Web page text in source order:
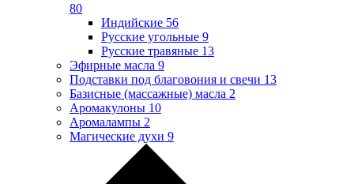
80
Индийские 56
Русские угольные 9
Русские травяные 13
Эфирные масла 9
Подставки под благовония и свечи 13
Базисные (массажные) масла 2
Аромакулоны 10
Аромалампы 2
Магические духи 9